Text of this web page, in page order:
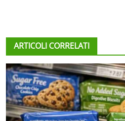
ARTICOLI CORRELATI